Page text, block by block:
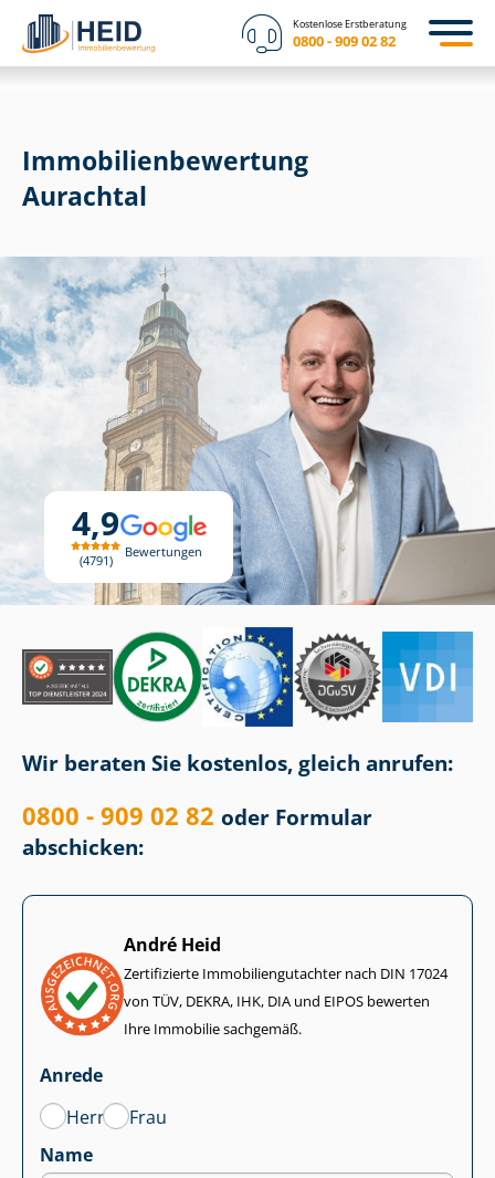
Kostenlose Erstberatung
0800 - 909 02 82
4,9
4791
Bewertungen
Immobilien­bewertung
Aurachtal
Wir beraten Sie kostenlos, gleich anrufen:
0800 - 909 02 82 oder Formular
abschicken:
André Heid
Zertifizierte Im­mo­bi­li­en­gut­ach­ter nach DIN 17024
von TÜV, DEKRA, IHK, DIA und EIPOS bewerten
Ihre Immobilie sachgemäß.
Anrede
Herr
Frau
Name